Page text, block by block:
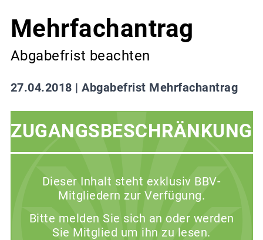
Mehrfachantrag
Abgabefrist beachten
27.04.2018 | Abgabefrist Mehrfachantrag
ZUGANGSBESCHRÄNKUNG
Dieser Inhalt steht exklusiv BBV-
Mitgliedern zur Verfügung.
Bitte melden Sie sich an oder werden
Sie Mitglied um ihn zu lesen.